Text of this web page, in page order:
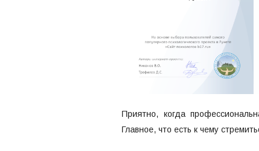
Приятно, когда
Главное, что есть к чему